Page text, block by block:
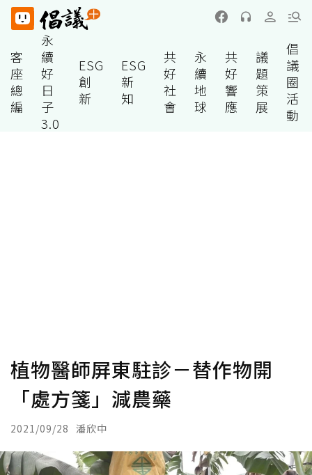
客
座
總
編
永
續
好
日
子
3.0
ESG
創
新
ESG
新
知
共
好
社
會
永
續
地
球
共
好
響
應
議
題
策
展
倡
議
圈
活
動
植物醫師屏東駐診－替作物開
「處方箋」減農藥
2021/09/28 潘欣中